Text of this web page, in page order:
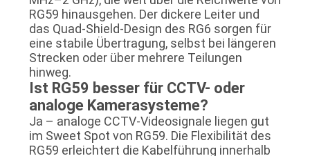
RG59 hinausgehen. Der dickere Leiter und
das Quad-Shield-Design des RG6 sorgen für
eine stabile Übertragung, selbst bei längeren
Strecken oder über mehrere Teilungen
hinweg.
Ist RG59 besser für CCTV- oder
analoge Kamerasysteme?
Ja – analoge CCTV-Videosignale liegen gut
im Sweet Spot von RG59. Die Flexibilität des
RG59 erleichtert die Kabelführung innerhalb